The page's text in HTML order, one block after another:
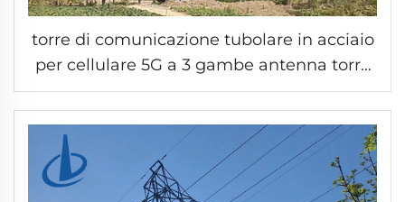
torre di comunicazione tubolare in acciaio
per cellulare 5G a 3 gambe antenna torre
in tubo d'acciaio microonde